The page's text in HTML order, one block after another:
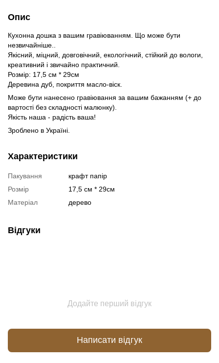
Опис
Кухонна дошка з вашим гравіюванням. Що може бути
незвичайніше..
Якісний, міцний, довговічний, екологічний, стійкий до вологи,
креативний і звичайно практичний.
Розмір: 17,5 см * 29см
Деревина дуб, покриття масло-віск.
Може бути нанесено гравіювання за вашим бажанням (+ до
вартості без складності малюнку).
Якість наша - радість ваша!
Зроблено в Україні.
Характеристики
Пакування
крафт папір
Розмір
17,5 см * 29см
Матеріал
дерево
Відгуки
Додайте перший відгук
Написати відгук